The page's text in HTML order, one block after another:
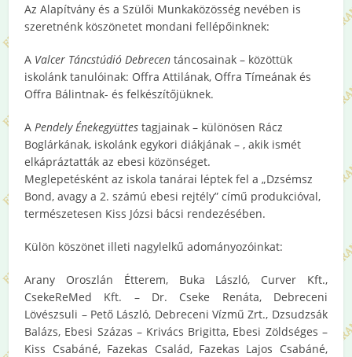
Az Alapítvány és a Szülői Munkaközösség nevében is
szeretnénk köszönetet mondani fellépőinknek:
A Valcer Táncstúdió Debrecen táncosainak – közöttük
iskolánk tanulóinak: Offra Attilának, Offra Tímeának és
Offra Bálintnak- és felkészítőjüknek.
A Pendely Énekegyüttes tagjainak – különösen Rácz
Boglárkának, iskolánk egykori diákjának – , akik ismét
elkápráztatták az ebesi közönséget.
Meglepetésként az iskola tanárai léptek fel a „Dzsémsz
Bond, avagy a 2. számú ebesi rejtély” című produkcióval,
természetesen Kiss Józsi bácsi rendezésében.
Külön köszönet illeti nagylelkű adományozóinkat:
Arany Oroszlán Étterem, Buka László, Curver Kft.,
CsekeReMed Kft. – Dr. Cseke Renáta, Debreceni
Lövészsuli – Pető László, Debreceni Vízmű Zrt., Dzsudzsák
Balázs, Ebesi Százas – Krivács Brigitta, Ebesi Zöldséges –
Kiss Csabáné, Fazekas Család, Fazekas Lajos Csabáné,